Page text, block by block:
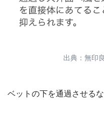
出典：無印
ベットの下を通過させる